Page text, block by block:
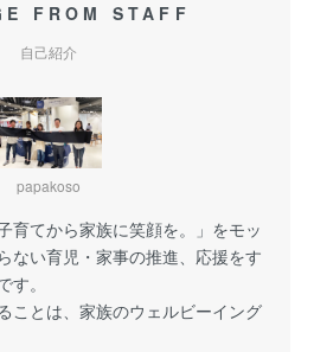
FROM STAFF
自己紹介
papakoso
育てから家族に笑顔を。」をモッ
ない育児・家事の推進、応援をす
す。
ことは、家族のウェルビーイング